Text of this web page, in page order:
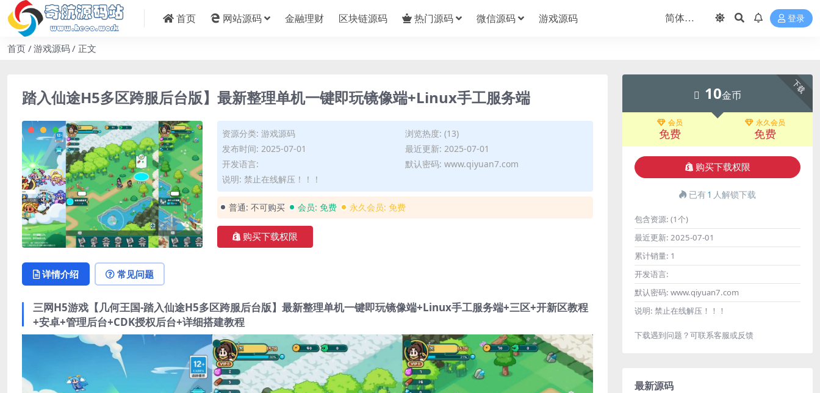
首页 网站源码 金融理财 区块链源码 热门源码 微信源码 游戏源码 登录
首页 游戏源码 正文
踏入仙途H5多区跨服后台版】最新整理单机一键即玩镜像端+Linux手工服务端
资源分类: 游戏源码
浏览热度: (13)
发布时间: 2025-07-01
最近更新: 2025-07-01
开发语言:
默认密码: www.qiyuan7.com
说明: 禁止在线解压！！！
普通: 不可购买 会员: 免费 永久会员: 免费
购买下载权限
详情介绍 常见问题
三网H5游戏【几何王国-踏入仙途H5多区跨服后台版】最新整理单机一键即玩镜像端+Linux手工服务端+三区+开新区教程
+安卓+管理后台+CDK授权后台+详细搭建教程
下载
10金币
会员
免费
永久会员
免费
购买下载权限
已有1 人解锁下载
包含资源: (1个)
最近更新: 2025-07-01
累计销量: 1
开发语言:
默认密码: www.qiyuan7.com
说明: 禁止在线解压！！！
下载遇到问题？可联系客服或反馈
最新源码